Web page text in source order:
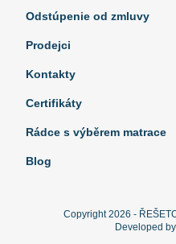
Odstúpenie od zmluvy
Prodejci
Kontakty
Certifikáty
Rádce s výběrem matrace
Blog
Copyright 2026 -
Developed